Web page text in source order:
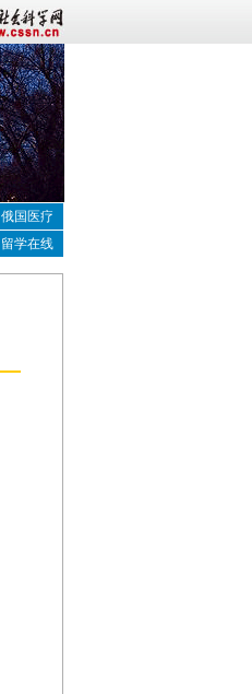
俄国医疗
留学在线